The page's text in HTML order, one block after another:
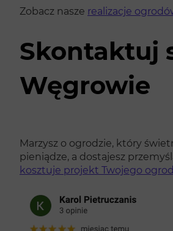
Zobacz nasze realizacje
Skontaktuj
Węgrowie
Marzysz o ogrodzie, który
pieniądze, a dostajesz
kosztuje projekt Twojego